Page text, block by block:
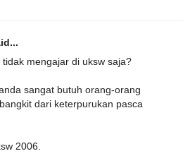
mengajar di uksw saja?
sangat butuh orang-orang
dari keterpurukan pasca
2006.